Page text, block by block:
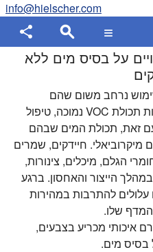
info@hielscher.com
על בסיס מים ללא
נרחב משום שהם
מאפשרים שימוש בתרכובות בעלות תכולת VOC נמוכה, טיפול
עם זאת, תכולת המים שבהם
מיקרוביאלי. חיידקים, שמרים
הגלם, מיכלים, צינורות,
הייצור והאחסון. ברגע
עלולים להתרבות במהירות
המדף שלו.
איכותי מכריע בצבעים,
בסיס מים.